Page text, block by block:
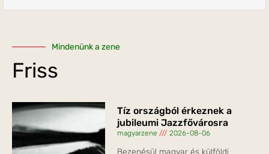
Mindenünk a zene
Friss
Tíz országból érkeznek a
jubileumi Jazzfővárosra
magyarzene 2026-08-06
Bezenésül magyar és külföldi